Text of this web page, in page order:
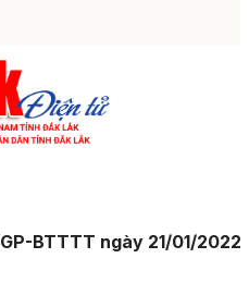
BTTTT ngày 21/01/2022